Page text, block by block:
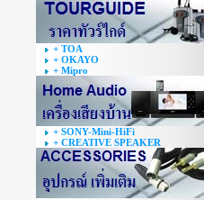
+ TOA
+ OKAYO
+ Mipro
+ SONY-Mini-HiFi
+ CREATIVE SPEAKER